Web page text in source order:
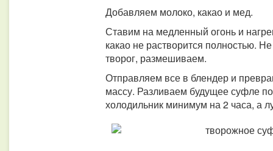
Добавляем молоко, какао и мед.
Ставим на медленный огонь и
какао не растворится полностью.
творог, размешиваем.
Отправляем все в блендер и
массу. Разливаем будущее суфле
холодильник минимум на 2 часа, а